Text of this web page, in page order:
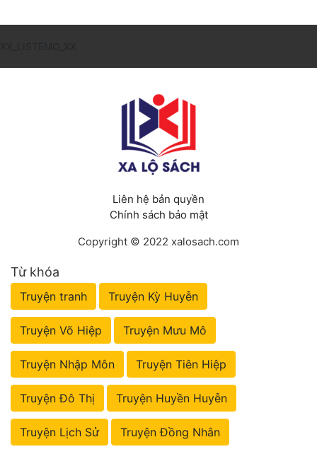
Liên hệ bản quyền
Chính sách bảo mật
Copyright © 2022 xalosach.com
Từ khóa
Truyện tranh Truyện Kỳ Huyễn
Truyện Võ Hiệp Truyện Mưu Mô
Truyện Nhập Môn Truyện Tiên Hiệp
Truyện Đô Thị Truyện Huyền Huyễn
Truyện Lịch Sử Truyện Đồng Nhân